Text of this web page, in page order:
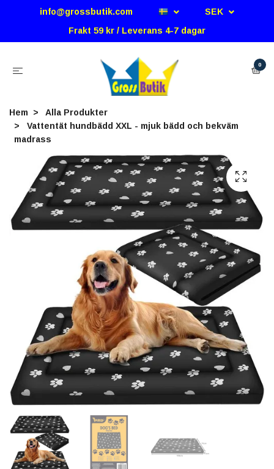
info@grossbutik.com
SEK
Frakt 59 kr / Leverans 4-7 dagar
0
Hem
Alla Produkter
Vattentät hundbädd XXL - mjuk bädd och bekväm
madrass